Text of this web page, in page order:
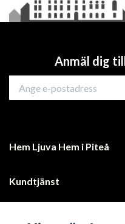
Anmäl dig
Hem Ljuva Hem i Piteå
Kundtjänst